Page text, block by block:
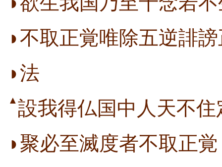
◗不取正覚唯除五逆誹
◗法
▲ 設我得仏国中人天不住
◗聚必至滅度者不取正覚